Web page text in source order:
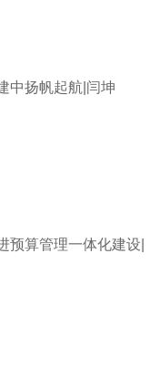
扬帆起航|闫坤
算管理一体化建设